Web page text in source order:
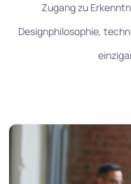
Zugang zu
Designphilosophie,